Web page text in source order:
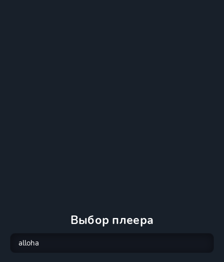
Выбор плеера